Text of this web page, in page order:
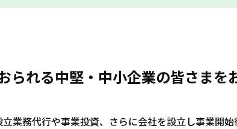
られる中堅・中小企業の皆さまを
業務代行や事業投資、さらに会社を設立し事業開